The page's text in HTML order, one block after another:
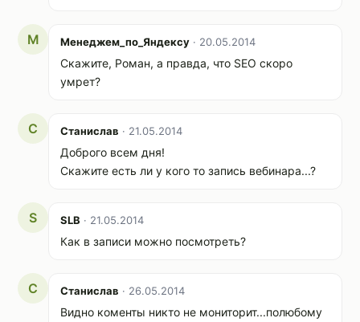
М Менеджем_по_Яндексу · 20.05.2014
Скажите, Роман, а правда, что SEO скоро
умрет?
С Станислав · 21.05.2014
Доброго всем дня!
Скажите есть ли у кого то запись вебинара...?
S SLB · 21.05.2014
Как в записи можно посмотреть?
С Станислав · 26.05.2014
Видно коменты никто не мониторит...полюбому